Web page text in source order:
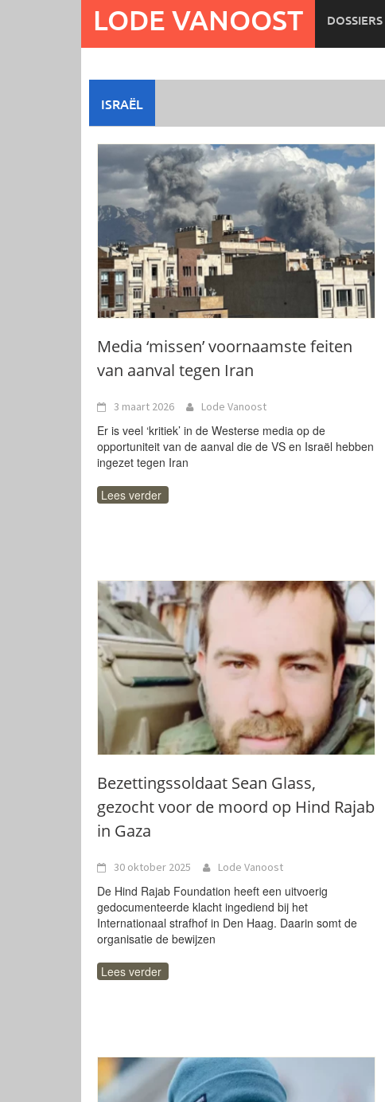
LODE VANOOST DOSSIERS
ISRAËL
Media ‘missen’ voornaamste feiten
van aanval tegen Iran
3 maart 2026 Lode Vanoost
Er is veel ‘kritiek’ in de Westerse media op de
opportuniteit van de aanval die de VS en Israël hebben
ingezet tegen Iran
Lees verder
Bezettingssoldaat Sean Glass,
gezocht voor de moord op Hind Rajab
in Gaza
30 oktober 2025 Lode Vanoost
De Hind Rajab Foundation heeft een uitvoerig
gedocumenteerde klacht ingediend bij het
Internationaal strafhof in Den Haag. Daarin somt de
organisatie de bewijzen
Lees verder